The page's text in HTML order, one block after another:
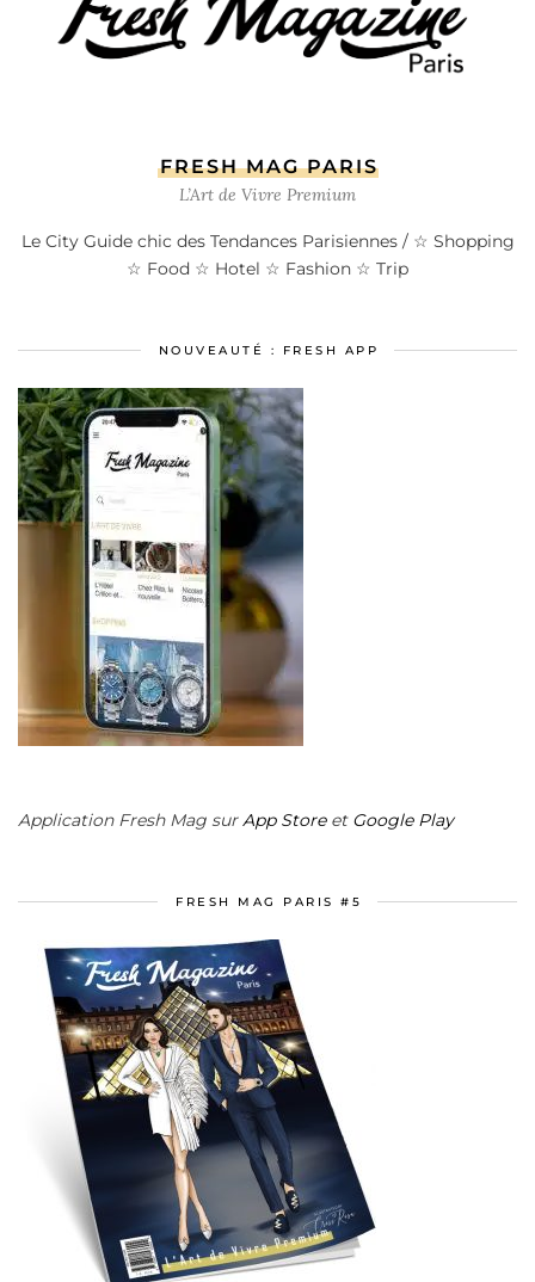
FRESH MAG PARIS
L’Art de Vivre Premium
Le City Guide chic des Tendances Parisiennes / ☆ Shopping
☆ Food ☆ Hotel ☆ Fashion ☆ Trip
NOUVEAUTÉ : FRESH APP
Application Fresh Mag surApp Storeet Google Play
FRESH MAG PARIS #5